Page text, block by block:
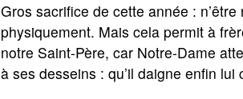
Gros sacrifice de cette année :
physiquement. Mais cela permit à
notre Saint-Père, car Notre-Dame
à ses desseins : qu’il daigne enfin lui